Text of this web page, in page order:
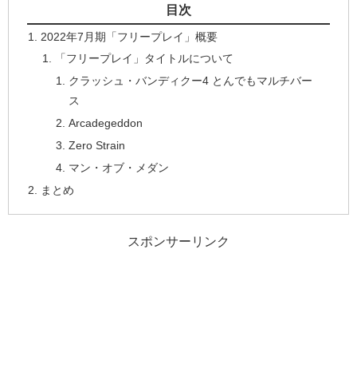
目次
2022年7月期「フリープレイ」概要
「フリープレイ」タイトルについて
クラッシュ・バンディクー4 とんでもマルチバー
ス
Arcadegeddon
Zero Strain
マン・オブ・メダン
まとめ
スポンサーリンク